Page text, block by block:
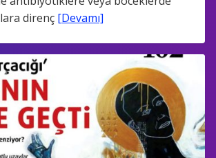
direnç [Devamı]